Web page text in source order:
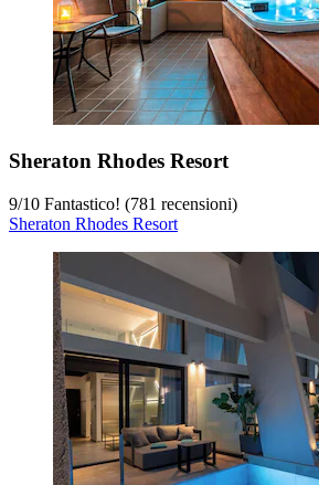
Sheraton Rhodes Resort
9/10 Fantastico! (781 recensioni)
Sheraton Rhodes Resort